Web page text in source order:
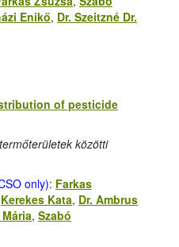
Enikő, Dr. Szeitzné Dr.
of pesticide
közötti
only): Farkas
Kerekes Kata, Dr. Ambrus
, Szabó